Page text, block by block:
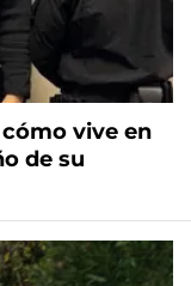
vive en
de su